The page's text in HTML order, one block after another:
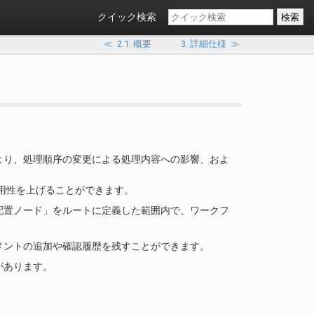
クイック検索
≪ 2.1. 概要 3. 詳細仕様 ≫
、処理順序の変更による処理内容への影響、およ
を上げることができます。
ノード」をルートに定義した範囲内で、ワークフ
トの追加や確認履歴を残すことができます。
ります。